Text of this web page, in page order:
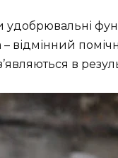
– відмінний
в